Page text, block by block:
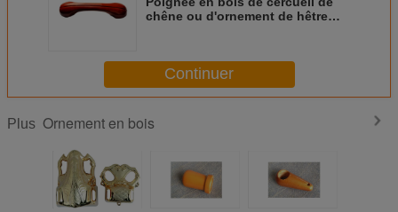
chêne ou d'ornement de hêtre
Continuer
Plus Ornement en bois